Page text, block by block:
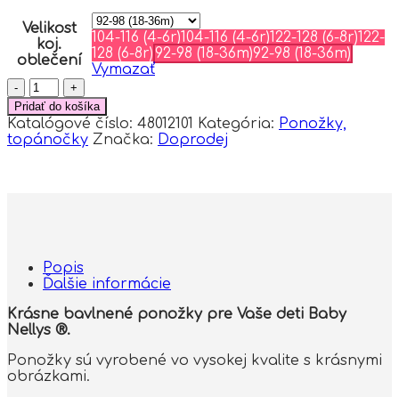
Velikost
koj.
oblečení
104-116 (4-6r)104-116 (4-6r)122-128 (6-8r)122-
128 (6-8r)92-98 (18-36m)92-98 (18-36m)
Vymazať
množstvo
Baby
Nellys
Bavlnené
ponožky
Pridať do košíka
Katalógové číslo: 48012101 Kategória: Ponožky,
topánočky Značka: Doprodej
Popis
Ďalšie informácie
Krásne bavlnené ponožky pre Vaše deti Baby
Nellys ®.
Ponožky sú vyrobené vo vysokej kvalite s krásnymi
obrázkami.